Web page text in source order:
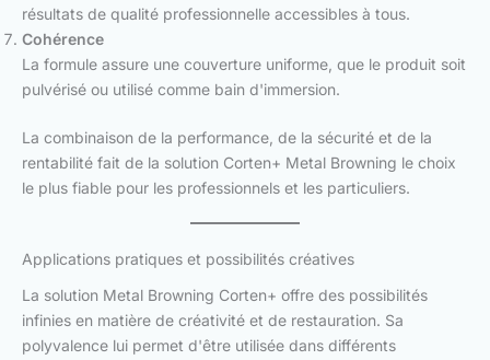
résultats de qualité professionnelle accessibles à tous.
Cohérence
La formule assure une couverture uniforme, que le produit soit
pulvérisé ou utilisé comme bain d'immersion.
La combinaison de la performance, de la sécurité et de la
rentabilité fait de la solution Corten+ Metal Browning le choix
le plus fiable pour les professionnels et les particuliers.
Applications pratiques et possibilités créatives
La solution Metal Browning Corten+ offre des possibilités
infinies en matière de créativité et de restauration. Sa
polyvalence lui permet d'être utilisée dans différents